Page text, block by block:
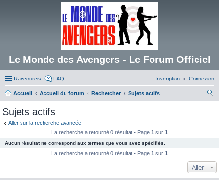
Le Monde des Avengers - Le Forum Officiel
Raccourcis FAQ Connexion
Inscription
Accueil Accueil du forum Rechercher
Sujets actifs
Sujets actifs
Aller sur la recherche avancée
La recherche a retourné 0 résultat • Page 1 sur 1
Aucun résultat ne correspond aux termes que vous avez spécifiés.
La recherche a retourné 0 résultat • Page 1 sur 1
Aller